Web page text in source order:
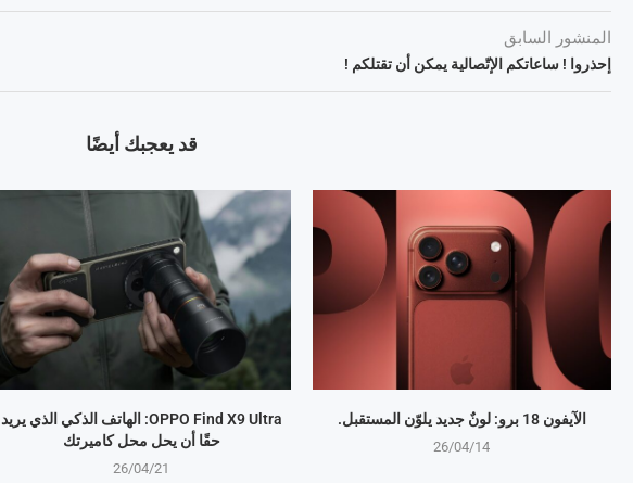
المنشور السابق
إحذروا ! ساعاتكم الإتّصالية يمكن أن تقتلكم !
قد يعجبك أيضًا
OPPO Find X9 Ultra: الهاتف الذكي الذي يريد
حقًا أن يحل محل كاميرتك
26/04/21
الآيفون 18 برو: لونٌ جديد يلوّن المستقبل.
26/04/14